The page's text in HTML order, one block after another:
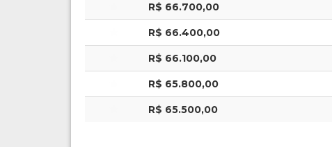
R$ 66.700,00
R$ 66.400,00
R$ 66.100,00
R$ 65.800,00
R$ 65.500,00